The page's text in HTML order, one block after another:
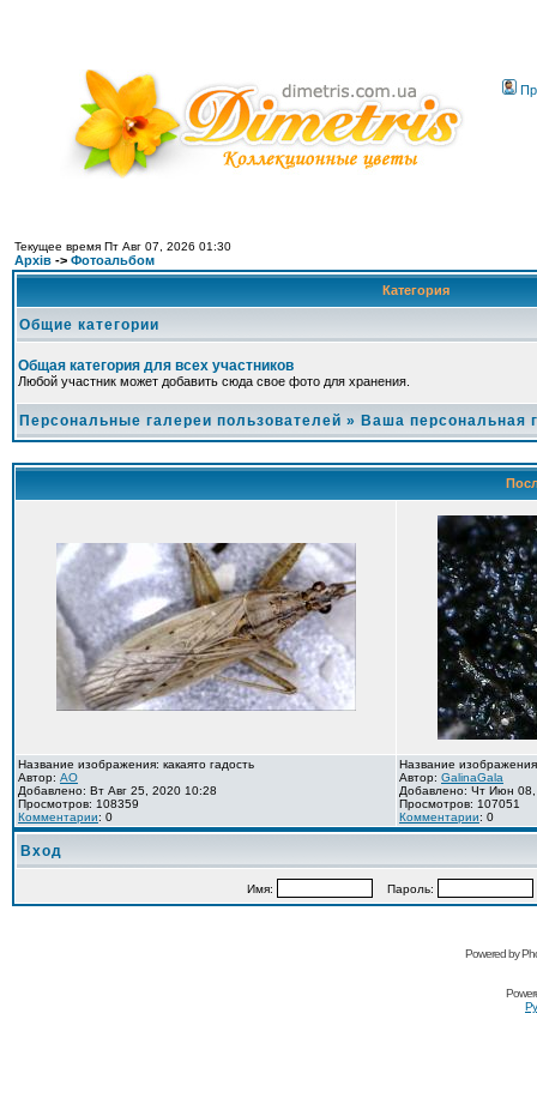
Текущее время Пт Авг 07, 2026 01:30
Архів -> Фотоальбом
Категория
Общие категории
Общая категория для всех участников
Любой участник может добавить сюда свое фото для хранения.
Персональные галереи пользователей » Ваша персональная
Название изображения: какаято гадость
Автор: AO
Добавлено: Вт Авг 25, 2020 10:28
Просмотров: 108359
Комментарии: 0
Название
Автор: GalinaGala
Добавлено: Чт Июн
Просмотров: 107051
Комментарии: 0
Вход
Имя: Пароль:
Powered by